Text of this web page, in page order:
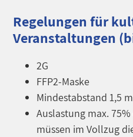
Regelungen für
Veranstaltungen
2G
FFP2-Maske
Mindestabstand 1,5 m
Auslastung max.
müssen im Vollzug